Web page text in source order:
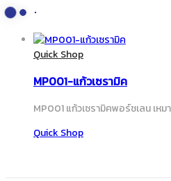
Quick Shop
MP001-แก้วเซรามิค
MP001 แก้วเซรามิคพอร์ชเลน เห
Quick Shop